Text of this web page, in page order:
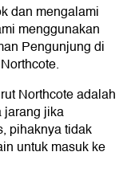
dan mengalami
menggunakan
Pengunjung di
Northcote adalah
jarang jika
pihaknya tidak
untuk masuk ke